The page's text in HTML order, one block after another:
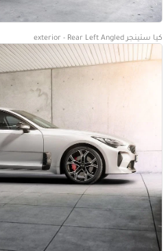
كيا ستينجر exterior - Rear Left Angled